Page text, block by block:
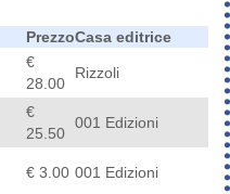
PrezzoCasa editrice
€
28.00
Rizzoli
€
25.50
001 Edizioni
€ 3.00 001 Edizioni